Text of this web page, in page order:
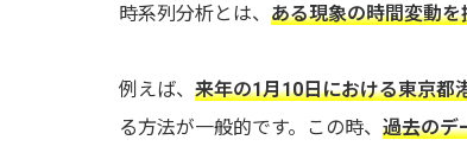
時系列分析とは、 ある現象の時間変動
例えば、 来年の1月10日における東京都
る方法が一般的です。この時、 過去のデ